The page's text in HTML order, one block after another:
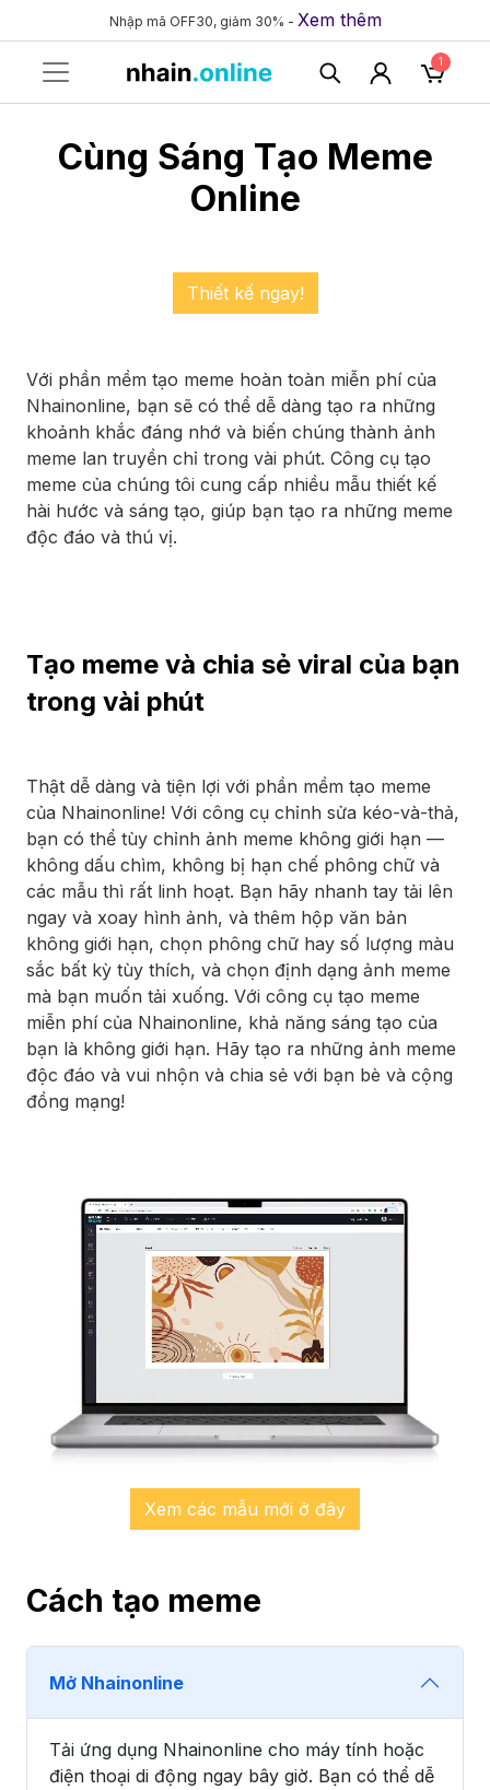
Nhập mã OFF30, giảm 30% - Xem thêm
1
Cùng Sáng Tạo Meme
Online
Thiết kế ngay!
Với phần mềm tạo meme hoàn toàn miễn phí của
Nhainonline, bạn sẽ có thể dễ dàng tạo ra những
khoảnh khắc đáng nhớ và biến chúng thành ảnh
meme lan truyền chỉ trong vài phút. Công cụ tạo
meme của chúng tôi cung cấp nhiều mẫu thiết kế
hài hước và sáng tạo, giúp bạn tạo ra những meme
độc đáo và thú vị.
Tạo meme và chia sẻ viral của bạn
trong vài phút
Thật dễ dàng và tiện lợi với phần mềm tạo meme
của Nhainonline! Với công cụ chỉnh sửa kéo-và-thả,
bạn có thể tùy chỉnh ảnh meme không giới hạn —
không dấu chìm, không bị hạn chế phông chữ và
các mẫu thì rất linh hoạt. Bạn hãy nhanh tay tải lên
ngay và xoay hình ảnh, và thêm hộp văn bản
không giới hạn, chọn phông chữ hay số lượng màu
sắc bất kỳ tùy thích, và chọn định dạng ảnh meme
mà bạn muốn tải xuống. Với công cụ tạo meme
miễn phí của Nhainonline, khả năng sáng tạo của
bạn là không giới hạn. Hãy tạo ra những ảnh meme
độc đáo và vui nhộn và chia sẻ với bạn bè và cộng
đồng mạng!
Xem các mẫu mới ở đây
Cách tạo meme
Mở Nhainonline
Tải ứng dụng Nhainonline cho máy tính hoặc
điện thoại di động ngay bây giờ. Bạn có thể dễ